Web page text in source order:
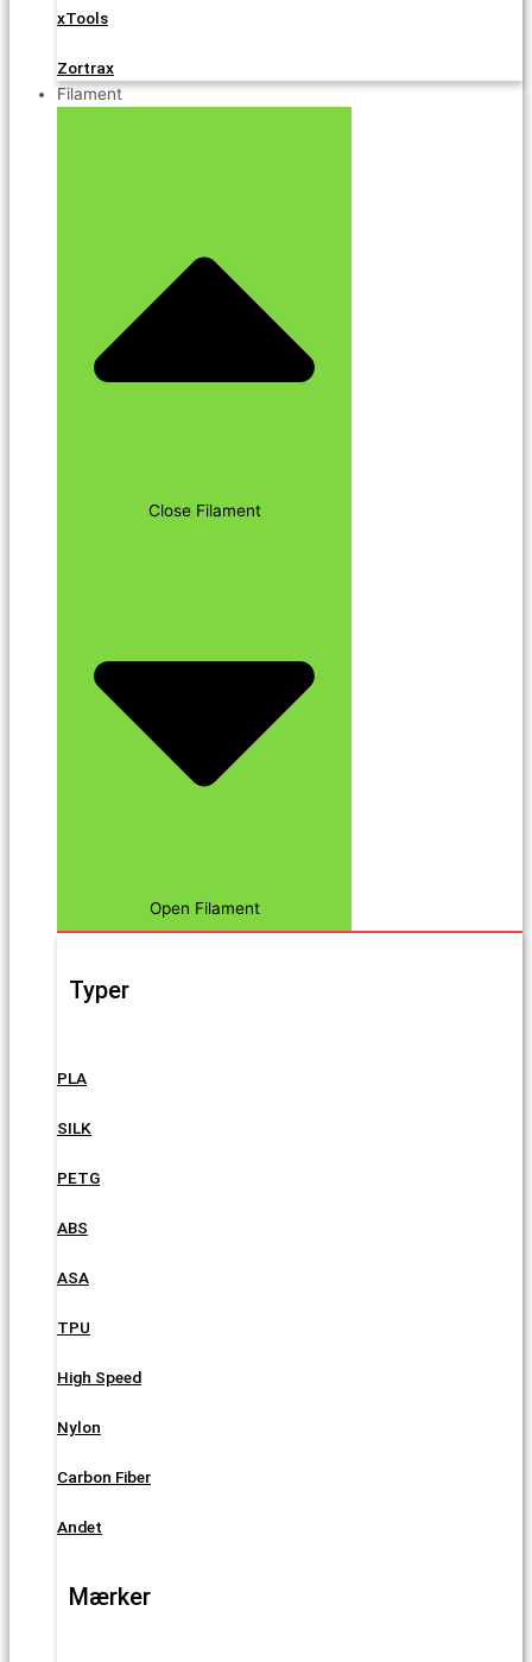
xTools
Zortrax
Filament
Close Filament
Open Filament
Typer
PLA
SILK
PETG
ABS
ASA
TPU
High Speed
Nylon
Carbon Fiber
Andet
Mærker